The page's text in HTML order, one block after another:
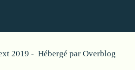
2019 - Hébergé par Overblog